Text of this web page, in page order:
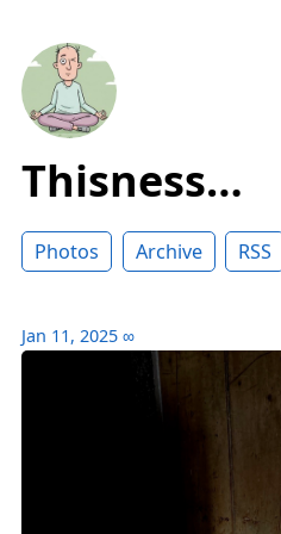
Thisness…
Photos Archive RSS
Jan 11, 2025 ∞